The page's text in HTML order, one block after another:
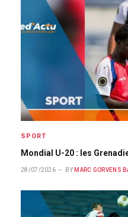
SPORT
Mondial U-20 : les
28/07/2026 BY MARC GORVENS